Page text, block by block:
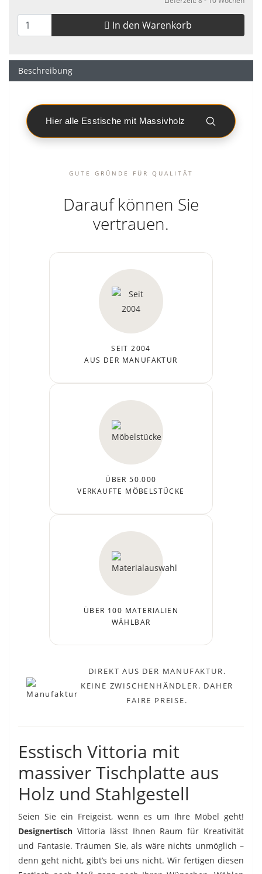
In den Warenkorb
Beschreibung
Hier alle Esstische mit Massivholz
GUTE GRÜNDE FÜR QUALITÄT
Darauf können Sie
vertrauen.
SEIT 2004
AUS DER MANUFAKTUR
ÜBER 50.000
VERKAUFTE MÖBELSTÜCKE
ÜBER 100 MATERIALIEN
WÄHLBAR
DIREKT AUS DER MANUFAKTUR.
KEINE ZWISCHENHÄNDLER. DAHER
FAIRE PREISE.
Esstisch Vittoria mit
massiver Tischplatte aus
Holz und Stahlgestell
Seien Sie ein Freigeist, wenn es um Ihre Möbel geht!
Designertisch Vittoria lässt Ihnen Raum für Kreativität
und Fantasie. Träumen Sie, als wäre nichts unmöglich –
denn geht nicht, gibt’s bei uns nicht. Wir fertigen diesen